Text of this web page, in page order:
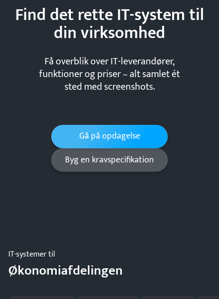
Find det rette IT-system til
dinvirksomhed
Få overblik over IT-leverandører,
funktioner og priser – alt samlet ét
sted med screenshots.
Gå på opdagelse
Byg en kravspecifikation
IT-systemer til
Økonomiafdelingen